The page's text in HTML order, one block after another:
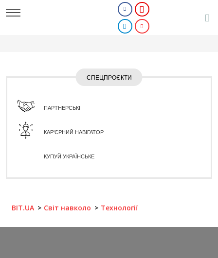
СПЕЦПРОЄКТИ
ПАРТНЕРСЬКІ
КАР'ЄРНИЙ НАВІГАТОР
КУПУЙ УКРАЇНСЬКЕ
BIT.UA Світ навколо Технології